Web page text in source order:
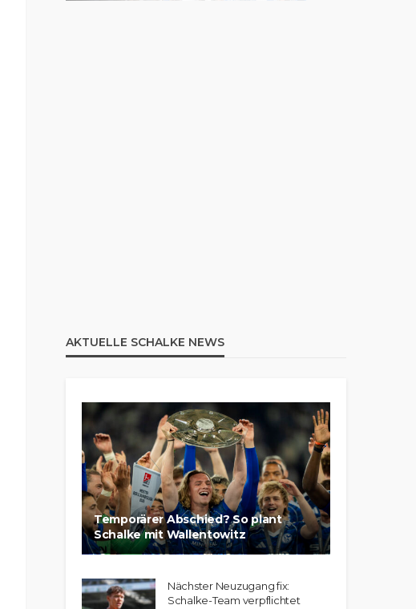
AKTUELLE SCHALKE NEWS
Temporärer Abschied? So plant
Schalke mit Wallentowitz
Nächster Neuzugang fix:
Schalke-Team verpflichtet